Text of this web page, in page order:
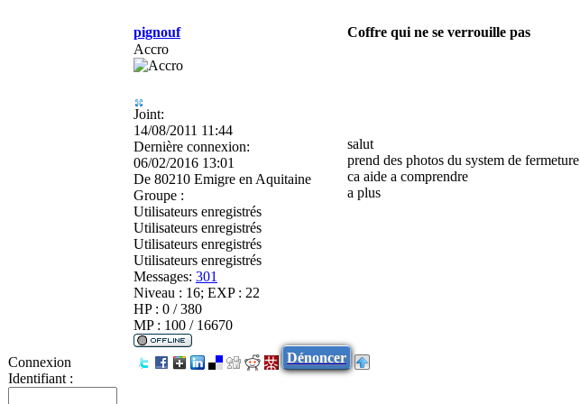
Connexion
Identifiant :
pignouf Coffre qui ne se verrouille pas
Accro
Joint:
14/08/2011 11:44
Dernière connexion:
06/02/2016 13:01
De 80210 Emigre en Aquitaine
Groupe :
Utilisateurs enregistrés
Utilisateurs enregistrés
Utilisateurs enregistrés
Utilisateurs enregistrés
Messages: 301
Niveau : 16; EXP : 22
HP : 0 / 380
MP : 100 / 16670
salut
prend des photos du system de fermeture
ca aide a comprendre
a plus
Dénoncer